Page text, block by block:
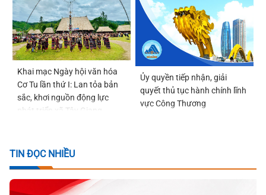
Khai mạc Ngày hội văn hóa
Cơ Tu lần thứ I: Lan tỏa bản
sắc, khơi nguồn động lực
phát triển xã Tây Giang
Ủy quyền tiếp nhận, giải
quyết thủ tục hành chính lĩnh
vực Công Thương
TIN ĐỌC NHIỀU